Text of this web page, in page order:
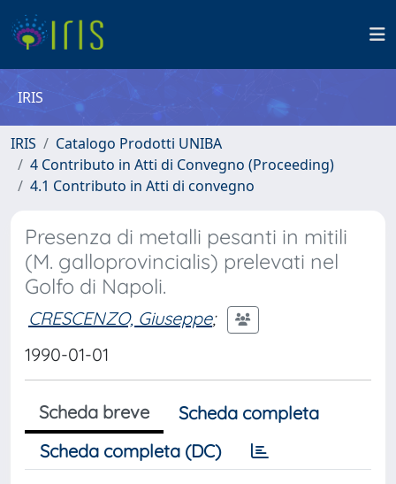
IRIS
IRIS
Catalogo Prodotti UNIBA
4 Contributo in Atti di Convegno (Proceeding)
4.1 Contributo in Atti di convegno
Presenza di metalli pesanti in mitili
(M. galloprovincialis) prelevati nel
Golfo di Napoli.
CRESCENZO, Giuseppe;
1990-01-01
Scheda breve
Scheda completa
Scheda completa (DC)